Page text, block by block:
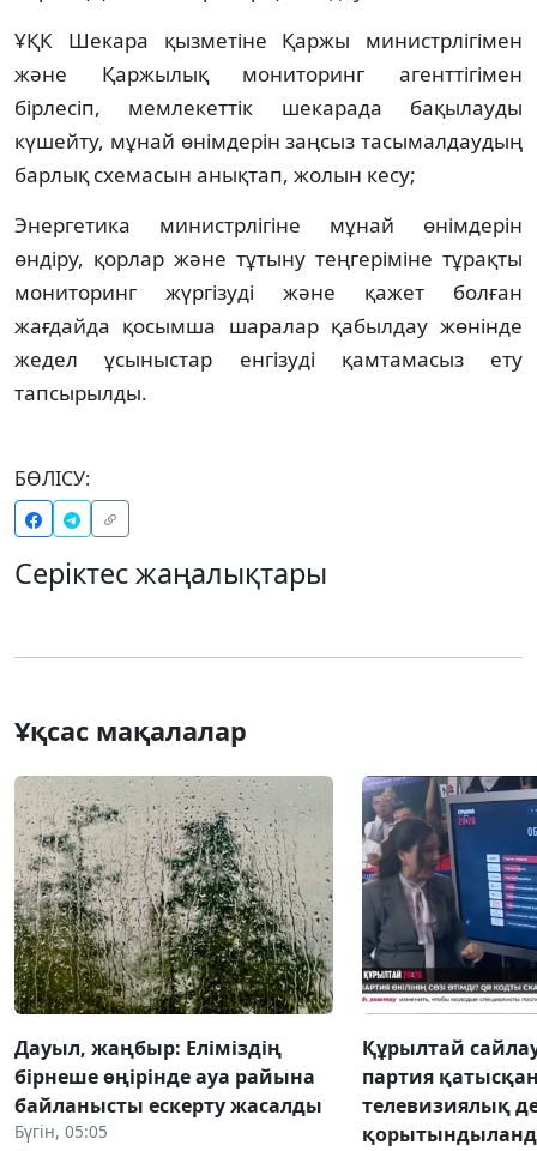
ҰҚК Шекара қызметіне Қаржы министрлігімен
және Қаржылық мониторинг агенттігімен
бірлесіп, мемлекеттік шекарада бақылауды
күшейту, мұнай өнімдерін заңсыз тасымалдаудың
барлық схемасын анықтап, жолын кесу;
Энергетика министрлігіне мұнай өнімдерін
өндіру, қорлар және тұтыну теңгеріміне тұрақты
мониторинг жүргізуді және қажет болған
жағдайда қосымша шаралар қабылдау жөнінде
жедел ұсыныстар енгізуді қамтамасыз ету
тапсырылды.
БӨЛІСУ:
Серіктес жаңалықтары
Ұқсас мақалалар
Дауыл, жаңбыр: Еліміздің
бірнеше өңірінде ауа райына
байланысты ескерту жасалды
Бүгін, 05:05
Құрылтай
партия
телевизиялық